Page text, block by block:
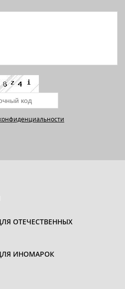
ОТЕЧЕСТВЕННЫХ
ИНОМАРОК